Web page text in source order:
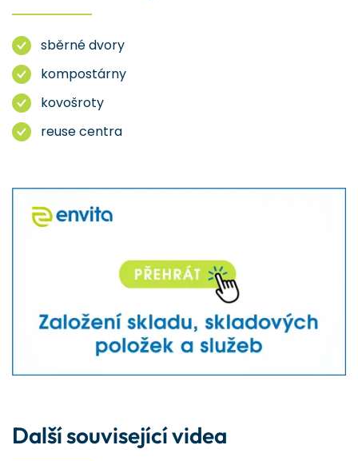
sběrné dvory
kompostárny
kovošroty
reuse centra
Další související videa